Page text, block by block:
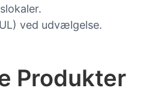
ved udvælgelse.
Produkter